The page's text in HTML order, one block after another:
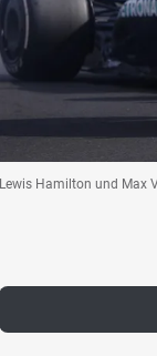
Lewis Hamilton und Max